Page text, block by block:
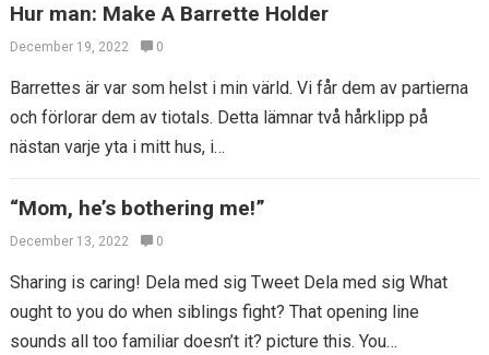
Hur man: Make A Barrette Holder
December 19, 2022 0
Barrettes är var som helst i min värld. Vi får dem av partierna
och förlorar dem av tiotals. Detta lämnar två hårklipp på
nästan varje yta i mitt hus, i…
“Mom, he’s bothering me!”
December 13, 2022 0
Sharing is caring! Dela med sig Tweet Dela med sig What
ought to you do when siblings fight? That opening line
sounds all too familiar doesn’t it? picture this. You…